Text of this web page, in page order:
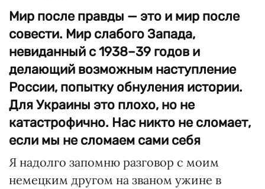
Мир после правды — это и мир после
совести. Мир слабого Запада,
невиданный с 1938–39 годов и
делающий возможным наступление
России, попытку обнуления истории.
Для Украины это плохо, но не
катастрофично. Нас никто не сломает,
если мы не сломаем сами себя
Я надолго запомню разговор с моим
немецким другом на званом ужине в